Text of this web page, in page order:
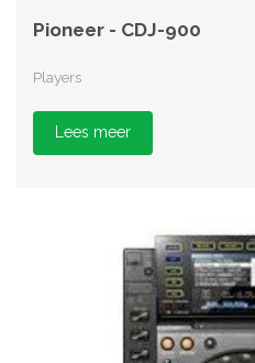
Pioneer - CDJ-900
Players
Lees meer